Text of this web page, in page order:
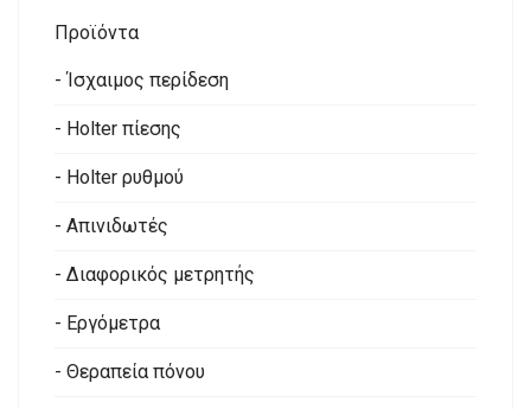
Προϊόντα
- Ίσχαιμος περίδεση
- Holter πίεσης
- Holter ρυθμού
- Απινιδωτές
- Διαφορικός μετρητής
- Εργόμετρα
- Θεραπεία πόνου